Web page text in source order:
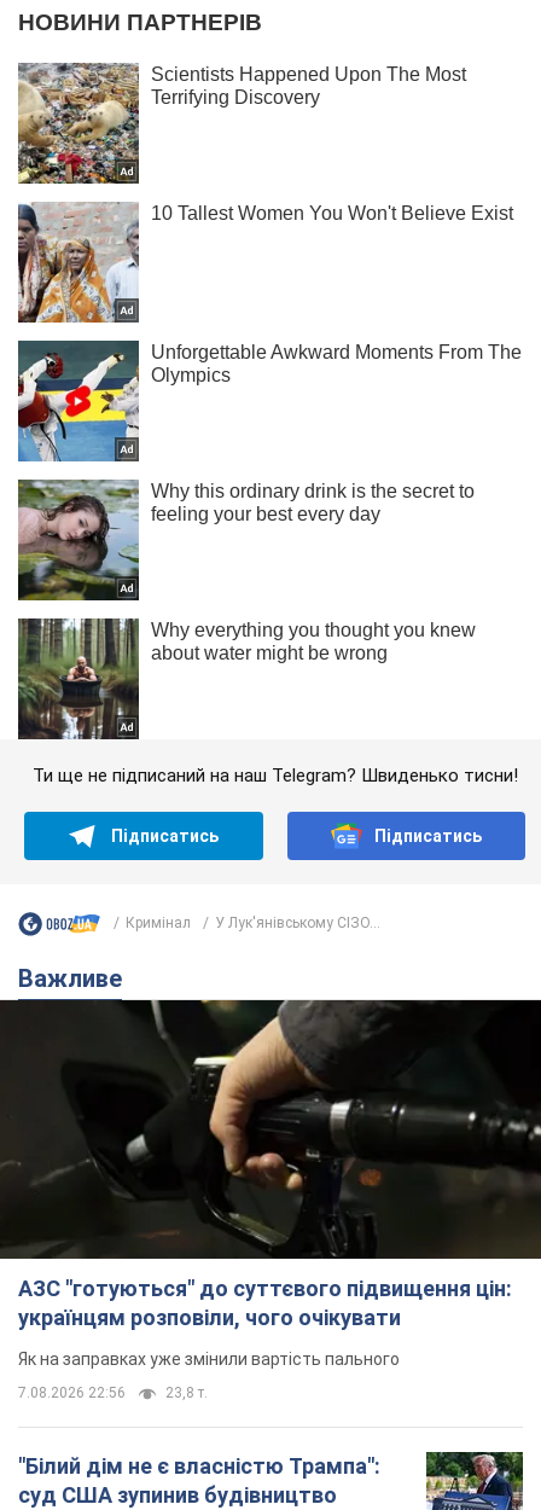
Ти ще не підписаний на наш Telegram? Швиденько тисни!
Підписатись Підписатись
Кримінал У Лук'янівському СІЗО...
Важливе
АЗС "готуються" до суттєвого підвищення цін:
українцям розповіли, чого очікувати
Як на заправках уже змінили вартість пального
7.08.2026 22:56 23,8 т.
"Білий дім не є власністю Трампа":
суд США зупинив будівництво